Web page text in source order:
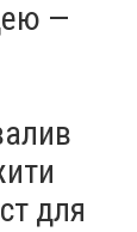
—
для